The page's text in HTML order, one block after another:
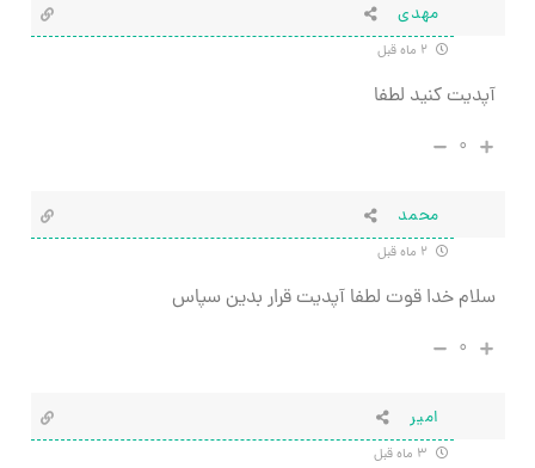
مهدی
آپدیت کنید لطفا
۰
محمد
سلام خدا قوت لطفا آپدیت قرار بدین سپاس
۰
امیر